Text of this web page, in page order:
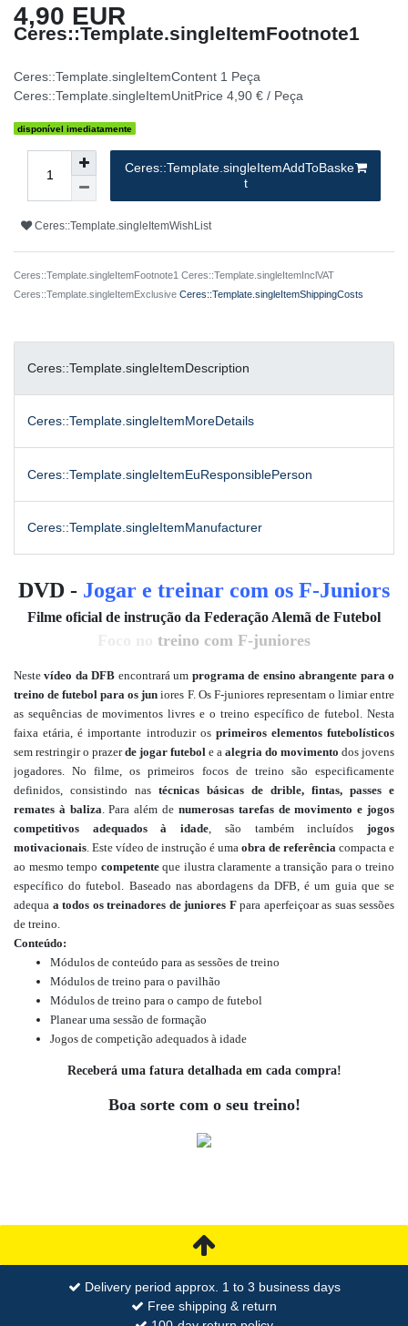
4,90 EUR
Ceres::Template.singleItemFootnote1
Ceres::Template.singleItemContent 1 Peça
Ceres::Template.singleItemUnitPrice 4,90 € / Peça
disponível imediatamente
Ceres::Template.singleItemAddToBaske
t
Ceres::Template.singleItemWishList
Ceres::Template.singleItemFootnote1 Ceres::Template.singleItemInclVAT
Ceres::Template.singleItemExclusive Ceres::Template.singleItemShippingCosts
Ceres::Template.singleItemDescription
Ceres::Template.singleItemMoreDetails
Ceres::Template.singleItemEuResponsiblePerson
Ceres::Template.singleItemManufacturer
DVD - Jogar e treinar com os F-Juniors
Filme oficial de instrução da Federação Alemã de Futebol
treino com F-juniores
Nestevídeo da DFB encontrará um programa de ensino abrangente para o
treino de futebol para os jun iores F. Os F-juniores representam o limiar entre
as sequências de movimentos livres e o treino específico de futebol. Nesta
faixa etária, é importante introduzir os primeiros elementos futebolísticos
sem restringir o prazerde jogar futebol e a alegria do movimento dos jovens
jogadores. No filme, os primeiros focos de treino são especificamente
definidos, consistindo nas técnicas básicas de drible, fintas, passes e
remates à baliza. Para além de numerosas tarefas de movimento e jogos
competitivos adequados à idade, são também incluídosjogos
motivacionais. Este vídeo de instrução é uma obra de referência compacta e
ao mesmo tempo competenteque ilustra claramente a transição para o treino
específico do futebol. Baseado nas abordagens da DFB, é um guia que se
adequa a todos os treinadores de juniores F para aperfeiçoar as suas sessões
de treino.
Conteúdo:
Módulos de conteúdo para as sessões de treino
Módulos de treino para o pavilhão
Módulos de treino para o campo de futebol
Planear uma sessão de formação
Jogos de competição adequados à idade
Receberá uma fatura detalhada em cada compra!
Boa sorte com o seu treino!
Delivery period approx. 1 to 3 business days
Free shipping & return